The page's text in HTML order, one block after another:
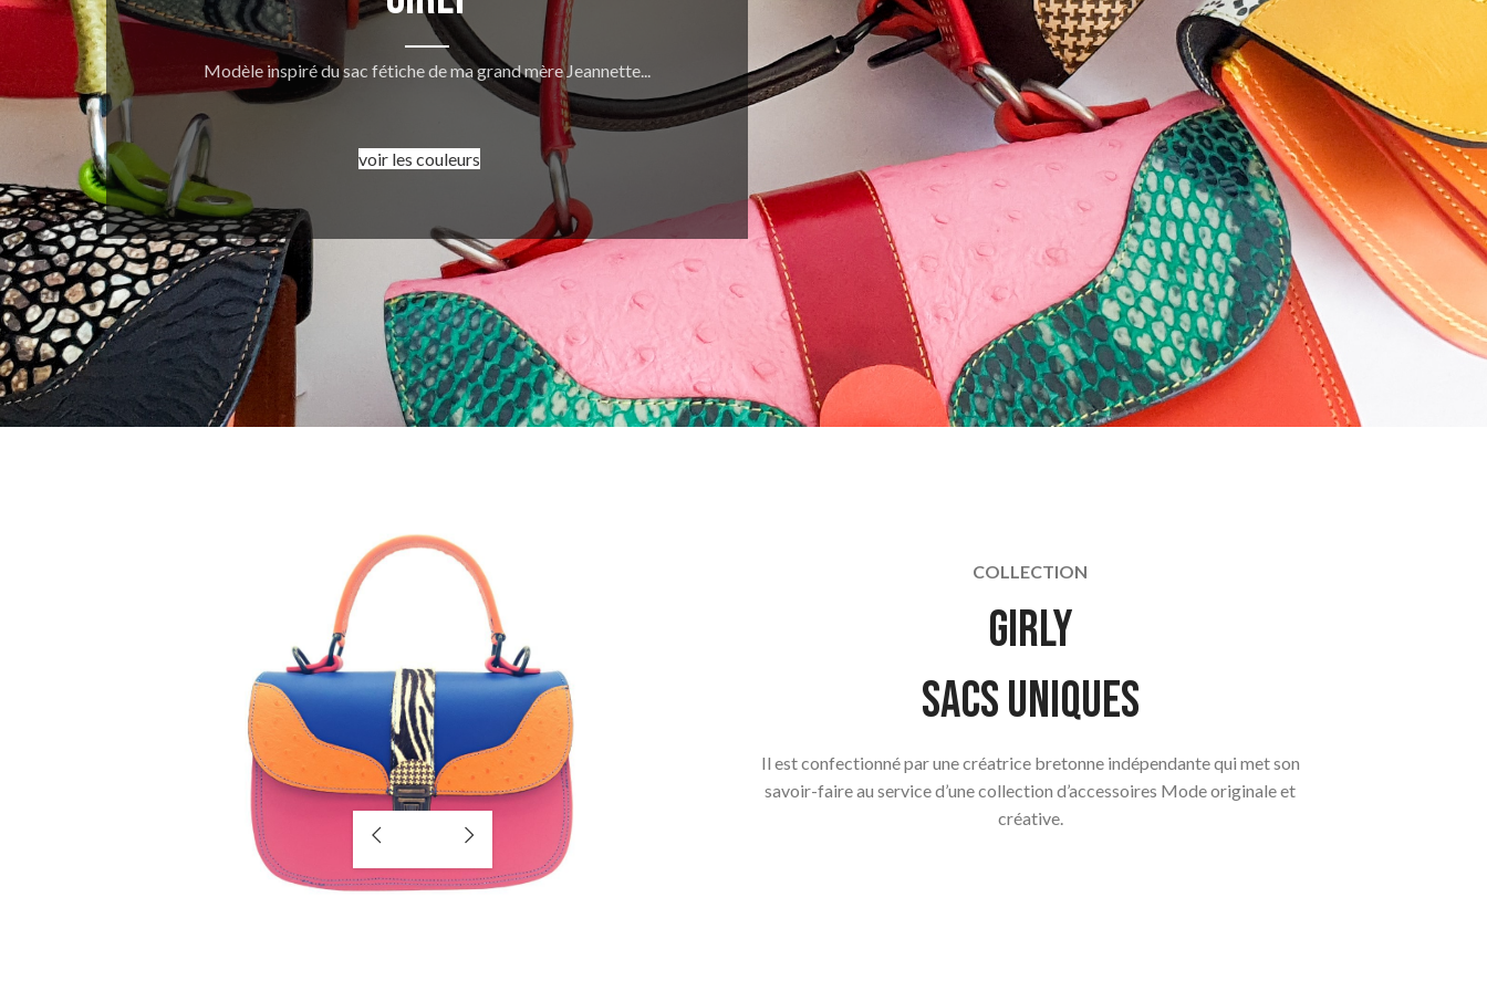
Modèle inspiré du sac fétiche de ma grand mère Jeannette...
voir les couleurs
COLLECTION
girly
Sacs uniques
Il est confectionné par une créatrice bretonne indépendante qui met son
savoir-faire au service d’une collection d’accessoires Mode originale et
créative.